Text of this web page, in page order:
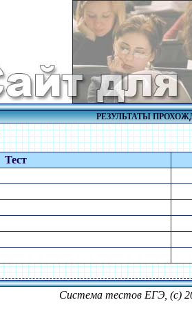
РЕЗУЛЬТАТЫ
Тест
Система тестов ЕГЭ, (c)